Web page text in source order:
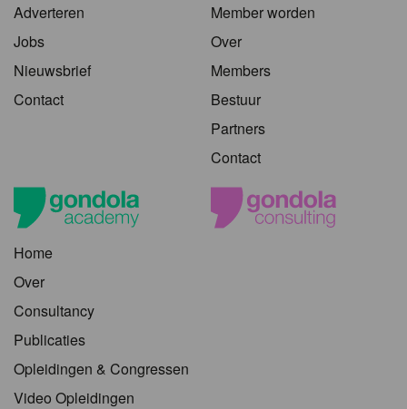
Adverteren
Jobs
Nieuwsbrief
Contact
Member worden
Over
Members
Bestuur
Partners
Contact
Home
Over
Consultancy
Publicaties
Opleidingen & Congressen
Video Opleidingen